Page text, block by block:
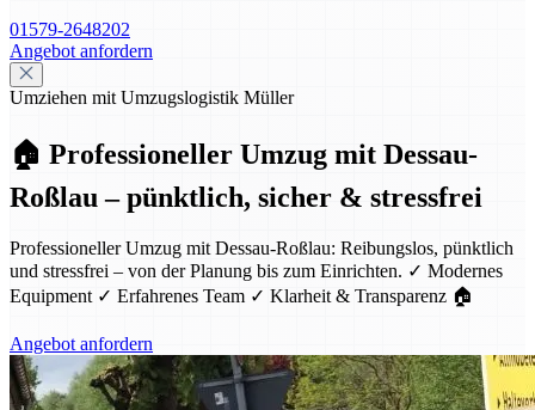
01579-2648202
Angebot anfordern
Umziehen mit Umzugslogistik Müller
🏠 Professioneller Umzug mit Dessau-
Roßlau – pünktlich, sicher & stressfrei
Professioneller Umzug mit Dessau-Roßlau: Reibungslos, pünktlich
und stressfrei – von der Planung bis zum Einrichten. ✓ Modernes
Equipment ✓ Erfahrenes Team ✓ Klarheit & Transparenz 🏠
Angebot anfordern